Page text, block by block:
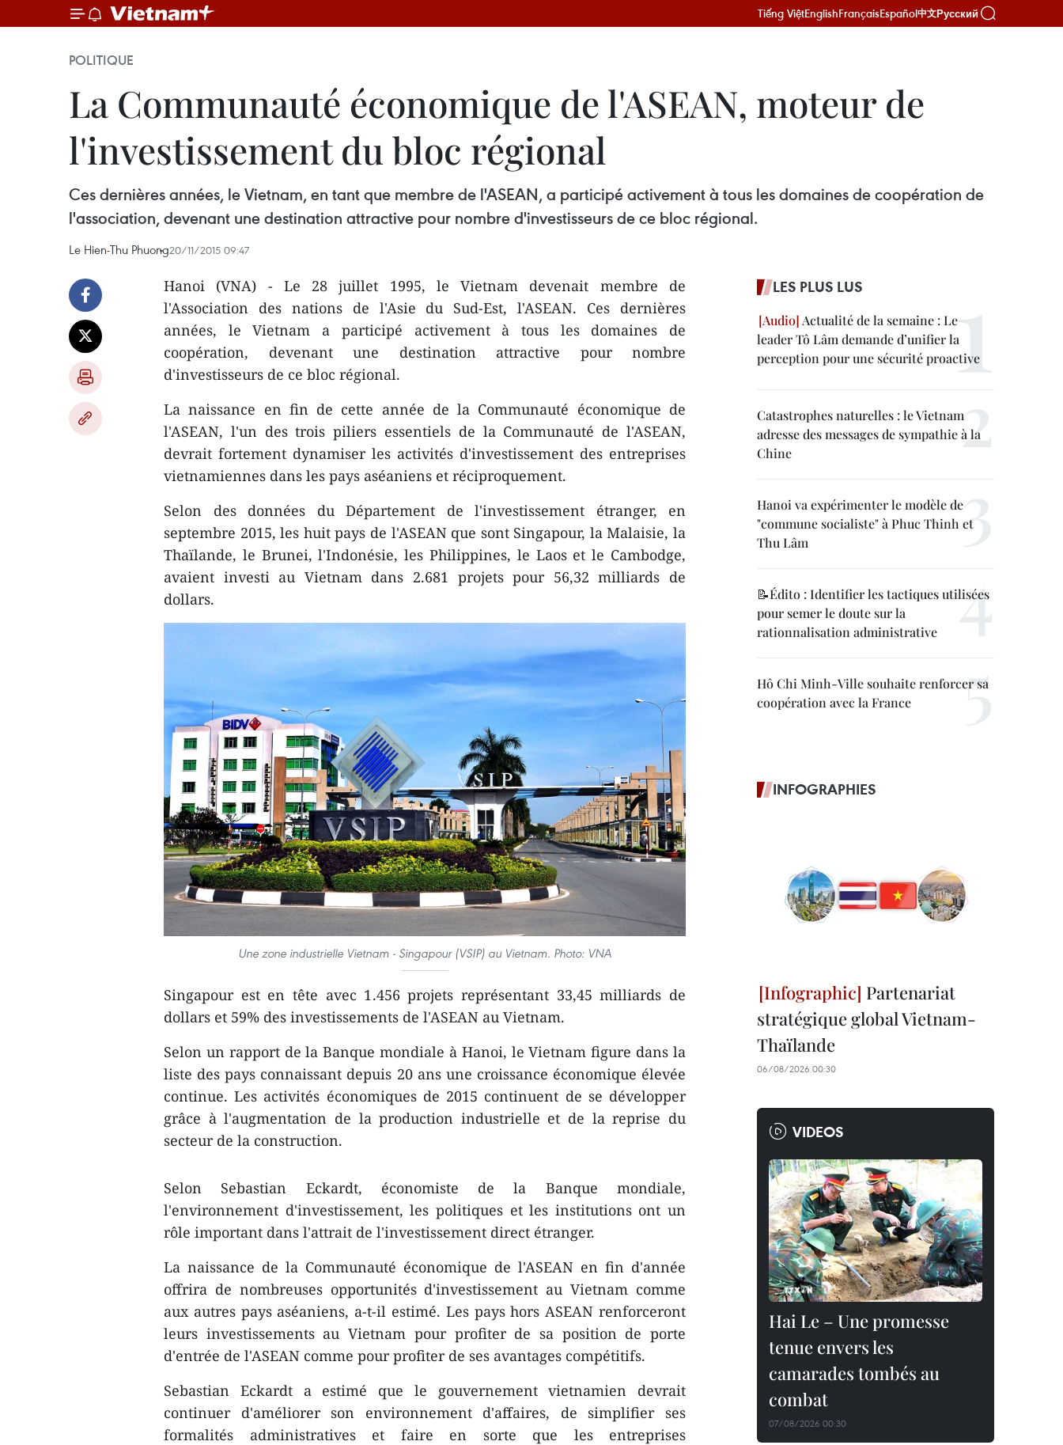
Tiếng ViệtEnglishFrançaisEspañol中文Русский
POLITIQUE
La Communauté économique de l'ASEAN, moteur de
l'investissement du bloc régional
​Ces dernières années, le Vietnam, en tant que membre de l'ASEAN, a participé activement à tous les domaines de coopération ​de
l'association, devenant une destination attractive pour nombre d'investisseurs de ce bloc régional.
Le Hien-Thu Phuong20/11/2015 09:47
Hanoi (VNA) - Le 28 juillet 1995, le Vietnam devenait membre de
l'Association des nations de l'Asie du Sud-Est, l'ASEAN. Ces dernières
années, le Vietnam a participé activement à tous les domaines de
coopération, devenant une destination attractive pour nombre
d'investisseurs de ce bloc régional.
La naissance ​en fin de cette année de la Communauté économique de
l'ASEAN, l'un des trois piliers essentiels de la Communauté de l'ASEAN,
devrait fortement dynamiser les activités d'investissement des entreprises
vietnamiennes dans les pays aséaniens et réciproquement.​
Selon des données du Département de l'investissement étranger, en
septembre 2015, les huit pays de l'ASEAN que sont Singapour, la Malaisie, la
Thaïlande, le Brunei, l'Indonésie, les Philippines, le Laos et le Cambodge,
avaient investi au Vietnam dans 2.681 projets pour 56,32 milliards de
dollars.
Une zone industrielle Vietnam - Singapour (VSIP) au Vietnam. Photo: VNA
Singapour ​est en tête avec 1.456 projets ​représentant 33,45 milliards de
dollars et 59% des investissements de l'ASEAN au Vietnam.
Selon un rapport de la Banque mondiale à Hanoi, le Vietnam figure dans la
liste des pays ​connaissant depuis 20 ans une croissance économique élevée
continue. Les activités économiques de 2015 continuent de se développer
grâce à l'augmentation de la production industrielle et de la reprise du
secteur de la construction.
Selon Sebastian Eckardt, économiste de la Banque mondiale,
l'environnement ​d'investissement, les politiques et les institutions ​ont un
rôle important dans l'attra​it de l'investissement direct étranger.
La naissance de la Communauté économique de l'ASEAN ​en fin d'année
offrira de nombreuses opportunités d'investissement au Vietnam comme
aux autres pays aséaniens, a-t-il estimé. Les pays hors ASEAN renforceront
leurs investissements au Vietnam pour profiter de sa position de porte
d'entrée de l'ASEAN ​comme pour profiter de ses avantages compétitifs.
​Sebastian Eckardt a estimé que le gouvernement vietnamien devrait
continuer d'améliorer son environnement d'affaires, de simplifier ses
formalités administratives et faire en sorte que les entreprises
LES PLUS LUS
Actualité de la semaine : Le
leader Tô Lâm demande d’unifier la
perception pour une sécurité proactive
Catastrophes naturelles : le Vietnam
adresse des messages de sympathie à la
Chine
Hanoi va expérimenter le modèle de
"commune socialiste" à Phuc Thinh et
Thu Lâm
📝Édito : Identifier les tactiques utilisées
pour semer le doute sur la
rationnalisation administrative
Hô Chi Minh-Ville souhaite renforcer sa
coopération avec la France
INFOGRAPHIES
Partenariat
stratégique global Vietnam-
Thaïlande
06/08/2026 00:30
VIDEOS
Hai Le – Une promesse
tenue envers les
camarades tombés au
combat
07/08/2026 00:30